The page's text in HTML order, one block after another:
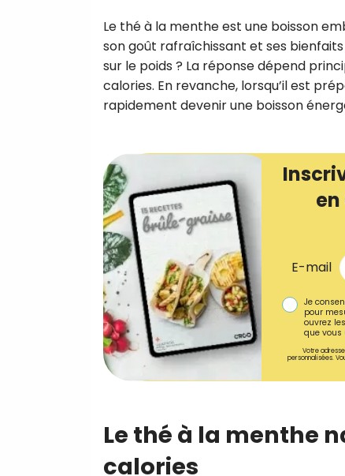
Le thé à la menthe est une boisson
son goût rafraîchissant et ses
sur le poids ? La réponse dépend
calories. En revanche, lorsqu’il est
rapidement devenir une boisson
en
E-mail
Je
pour
ouvrez
que vous
Votre
personnalisées.
Le thé à la menthe
calories